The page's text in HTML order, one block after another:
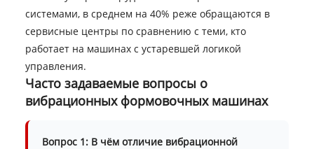
системами, в среднем на 40% реже обращаются в
сервисные центры по сравнению с теми, кто
работает на машинах с устаревшей логикой
управления.
Часто задаваемые вопросы о
вибрационных формовочных машинах
Вопрос 1: В чём отличие вибрационной